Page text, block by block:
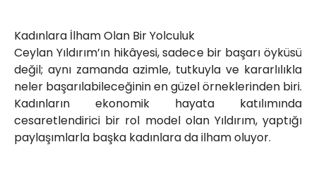
Kadınlara İlham Olan Bir Yolculuk
Ceylan Yıldırım’ın hikâyesi, sadece bir başarı öyküsü
değil; aynı zamanda azimle, tutkuyla ve kararlılıkla
neler başarılabileceğinin en güzel örneklerinden biri.
Kadınların ekonomik hayata katılımında
cesaretlendirici bir rol model olan Yıldırım, yaptığı
paylaşımlarla başka kadınlara da ilham oluyor.